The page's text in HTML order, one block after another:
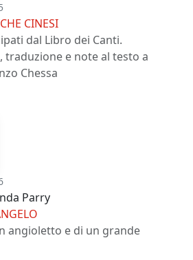
CINESI
dal Libro dei Canti.
e note al testo a
Chessa
Parry
angioletto e di un grande